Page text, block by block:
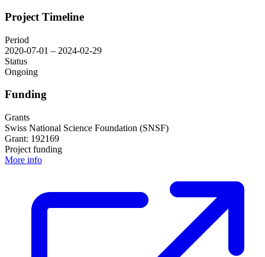
Project Timeline
Period
2020-07-01 – 2024-02-29
Status
Ongoing
Funding
Grants
Swiss National Science Foundation (SNSF)
Grant: 192169
Project funding
More info